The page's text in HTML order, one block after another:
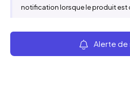
notification lorsque le produit est
Alerte de